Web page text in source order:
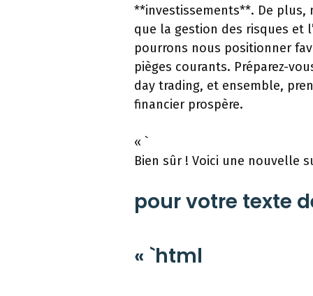
**investissements**. De plus,
que la gestion des risques et
pourrons nous positionner
pièges courants. Préparez-
day trading, et ensemble,
financier prospère.
« `
Bien sûr ! Voici une nouvelle
pour votre texte
« `html